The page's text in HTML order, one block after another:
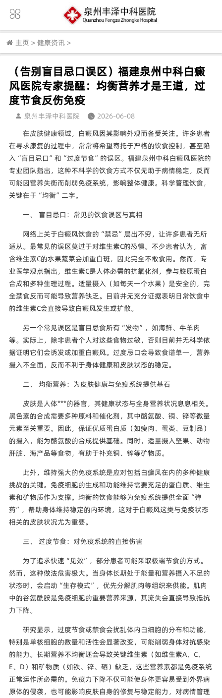
主页 > 健康资讯 >
（告别盲目忌口误区）福建泉州中科白癜
风医院专家提醒：均衡营养才是王道，过
度节食反伤免疫
泉州丰泽中科医院
2026-06-08
在皮肤健康领域，白癜风因其影响外观而备受关注。许多患者
在寻求康复的过程中，常常将希望寄托于严格的饮食控制，甚至陷
入“盲目忌口”和“过度节食”的误区。福建泉州中科白癜风医院的
专业团队指出，这种不科学的饮食方式不仅无助于病情稳定，反而
可能因营养失衡而削弱免疫系统，影响整体健康。科学管理饮食，
关键在于“均衡”二字。
一、 盲目忌口：常见的饮食误区与真相
网络上关于白癜风饮食的“禁忌”层出不穷，让许多患者无所
适从。最常见的误区莫过于对维生素C的恐惧。不少患者认为，富
含维生素C的水果蔬菜会加重白斑，因此完全不敢食用。然而，专
业医学观点指出，维生素C是人体必需的抗氧化剂，参与胶原蛋白
合成和多种生理过程。适量摄入（如每天一个水果）是安全的，完
全禁食反而可能导致营养缺乏。目前并无充分证据表明日常饮食中
的维生素C会直接导致白癜风发生或扩散。
另一个常见误区是盲目忌食所有“发物”，如海鲜、牛羊肉
等。实际上，除非患者个人对这些食物过敏，否则目前并无科学依
据证明它们会诱发或加重白癜风。过度忌口会导致食谱单一，营养
摄入不全面，反而不利于身体健康和皮肤状态的稳定。
二、 均衡营养：为皮肤健康与免疫系统提供基石
皮肤是人体***的器官，其健康状态与全身营养状况息息相关。
黑色素的合成需要多种原料和催化剂，其中酪氨酸、铜、锌等微量
元素至关重要。因此，保证优质蛋白质（如瘦肉、蛋类、豆制品）
的摄入，能为酪氨酸的合成提供基础。同时，适量摄入坚果、动物
肝脏、海产品等食物，有助于补充铜、锌等矿物质。
此外，维持强大的免疫系统是应对包括白癜风在内的多种健康
挑战的关键。免疫细胞的生成和功能维持需要充足的蛋白质、维生
素和矿物质作为支撑。均衡的饮食能够为免疫系统提供全面“弹
药”，帮助身体维持稳定的内环境，这对于白癜风这类与免疫状态
相关的皮肤状况尤为重要。
三、 过度节食：对免疫系统的直接伤害
为了追求快速“见效”，部分患者可能采取极端节食的方式。
然而，这种做法危害极大。当身体长期处于能量和营养摄入不足的
状态时，会启动“生存模式”，优先分解肌肉等组织来供能。肌肉
中的谷氨酰胺是免疫细胞的重要营养来源，其流失会直接导致抵抗
力下降。
研究显示，过度节食或禁食会扰乱体内白细胞的分布和功能，
特别是单核细胞的数量和活性会显著改变，可能削弱身体对抗感染
的能力。长期营养不均衡还会导致关键维生素（如维生素A、C、
E、D）和矿物质（如铁、锌、硒）缺乏，这些营养素都是免疫系统
正常运作所必需的。免疫力下降不仅可能使身体更容易受到外界病
原体的侵袭，也可能影响皮肤自身的修复与稳定能力，对病情管理